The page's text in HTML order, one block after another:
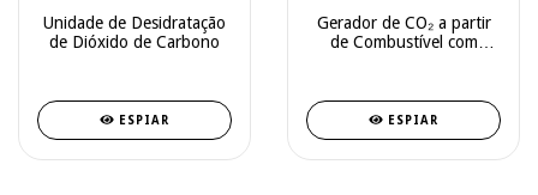
Unidade de Desidratação
de Dióxido de Carbono
ESPIAR
Gerador de CO₂ a partir
de Combustível com
Alimentício
ESPIAR